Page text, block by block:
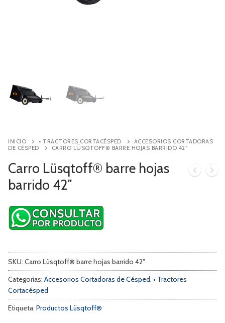
INICIO • TRACTORES CORTACÉSPED
ACCESORIOS CORTADORAS
DE CÉSPED
CARRO LÜSQTOFF® BARRE HOJAS BARRIDO 42″
Carro Lüsqtoff® barre hojas
barrido 42″
SKU: Carro Lüsqtoff® barre hojas barrido 42"
Categorías: Accesorios Cortadoras de Césped, • Tractores
Cortacésped
Etiqueta: Productos Lüsqtoff®